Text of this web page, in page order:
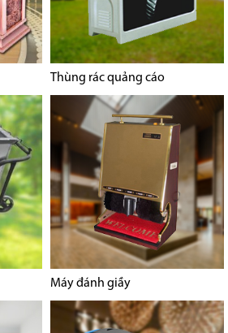
Thùng rác quảng cáo
Máy đánh giầy